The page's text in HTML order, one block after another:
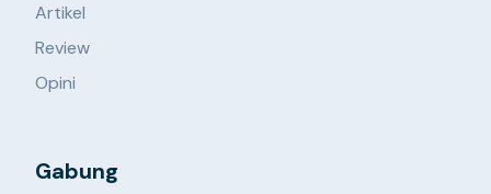
Artikel
Review
Opini
Gabung